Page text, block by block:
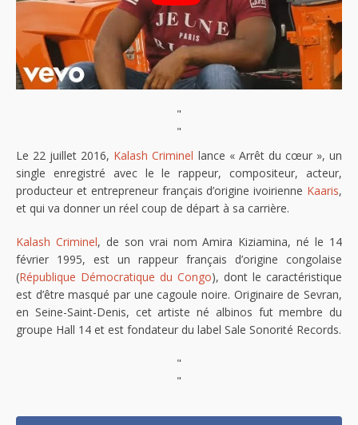
"
"
Le 22 juillet 2016, Kalash Criminel lance « Arrêt du cœur », un
single enregistré avec le le rappeur, compositeur, acteur,
producteur et entrepreneur français d’origine ivoirienne Kaaris,
et qui va donner un réel coup de départ à sa carrière.
Kalash Criminel, de son vrai nom Amira Kiziamina, né le 14
février 1995, est un rappeur français d’origine congolaise
(République Démocratique du Congo), dont le caractéristique
est d’être masqué par une cagoule noire. Originaire de Sevran,
en Seine-Saint-Denis, cet artiste né albinos fut membre du
groupe Hall 14 et est fondateur du label Sale Sonorité Records.
"
"